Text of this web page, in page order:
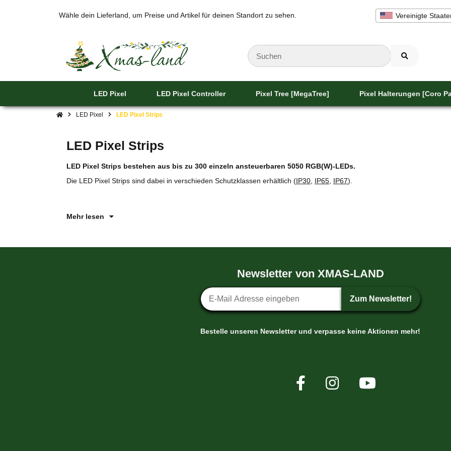
Wähle dein Lieferland, um Preise und Artikel für deinen Standort zu sehen. Vereinigte
LED Pixel LED Pixel Controller Pixel Tree [MegaTree] Pixel Halterungen [Coro
LED Pixel LED Pixel Strips
LED Pixel Strips
LED Pixel Strips bestehen aus bis zu 300 einzeln ansteuerbaren 5050 RGB(W)-LEDs.
Die LED Pixel Strips sind dabei in verschieden Schutzklassen erhältlich (IP30, IP65, IP67).
Mehr lesen
Newsletter von XMAS-LAND
Newsletter-Anmeldung
Zum Newsletter!
Bestelle unseren Newsletter und verpasse keine Aktionen mehr!